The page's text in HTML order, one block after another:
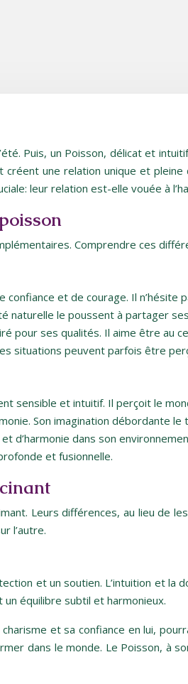
Puis, un Poisson, délicat et
une relation unique et
leur relation est-elle vouée à
Comprendre ces
confiance et de courage. Il
naturelle le poussent à partager
pour ses qualités. Il aime être au
situations peuvent parfois être
sensible et intuitif. Il perçoit le
Son imagination débordante
d’harmonie dans son
et fusionnelle.
Leurs différences, au lieu
l’autre.
et un soutien. L’intuition et
équilibre subtil et harmonieux.
et sa confiance en lui,
dans le monde. Le Poisson, à